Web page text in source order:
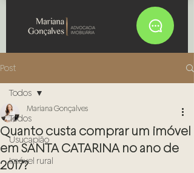
Post
Todos
Usucapião
Imóvel rural
Todos
Quanto custa comprar um imóvel
em SANTA CATARINA no ano de
2017?
Mariana Gonçalves